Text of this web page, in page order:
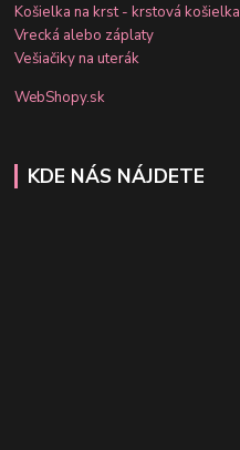
Košielka na krst - krstová košielka
Vrecká alebo záplaty
Vešiačiky na uterák
WebShopy.sk
KDE NÁS NÁJDETE